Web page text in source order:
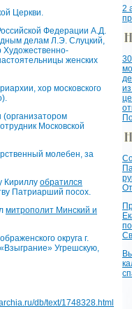
Церкви.
Федерации А.Д.
делам Л.Э. Слуцкий,
Художественно-
женских
хор московского
Московской
молебен, за
Кириллу обратился
Патриарший посох.
митрополит Минский и
округа г.
Угрешскую,
db/text/1748328.html
2